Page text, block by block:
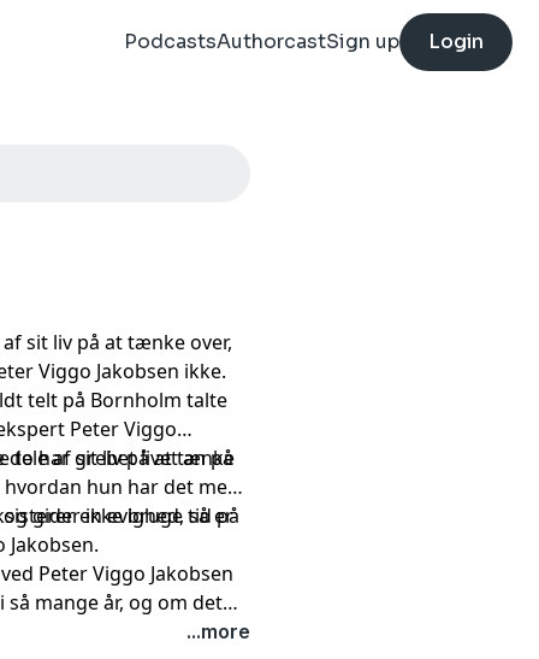
PodcastsAuthorcastSign up Login
sit liv på at tænke over,
Viggo Jakobsen ikke.
telt på Bornholm talte
Peter Viggo
to har grebet livet an på
dele af sit liv på at tænke
hun har det med
en evighed, så er
gider ikke bruge tid på
Peter Viggo Jakobsen
mange år, og om det
...more